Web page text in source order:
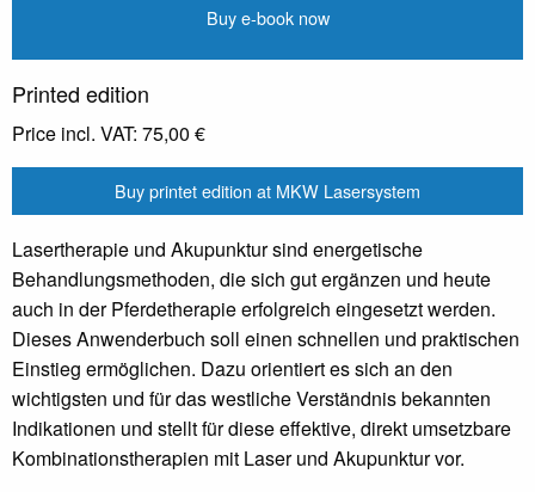
Buy e-book now
Printed edition
Price incl. VAT: 75,00 €
Buy printet edition at MKW Lasersystem
Lasertherapie und Akupunktur sind energetische
Behandlungsmethoden, die sich gut ergänzen und heute
auch in der Pferdetherapie erfolgreich eingesetzt werden.
Dieses Anwenderbuch soll einen schnellen und praktischen
Einstieg ermöglichen. Dazu orientiert es sich an den
wichtigsten und für das westliche Verständnis bekannten
Indikationen und stellt für diese effektive, direkt umsetzbare
Kombinationstherapien mit Laser und Akupunktur vor.